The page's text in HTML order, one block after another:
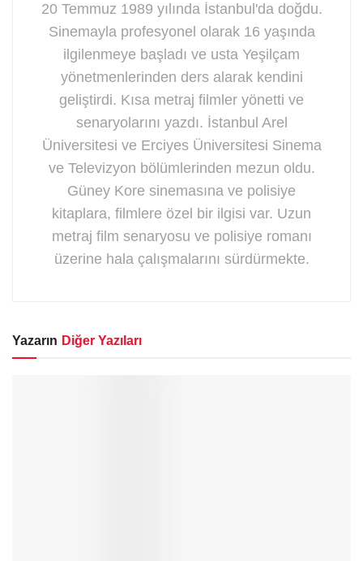
20 Temmuz 1989 yılında İstanbul'da doğdu.
Sinemayla profesyonel olarak 16 yaşında
ilgilenmeye başladı ve usta Yeşilçam
yönetmenlerinden ders alarak kendini
geliştirdi. Kısa metraj filmler yönetti ve
senaryolarını yazdı. İstanbul Arel
Üniversitesi ve Erciyes Üniversitesi Sinema
ve Televizyon bölümlerinden mezun oldu.
Güney Kore sinemasına ve polisiye
kitaplara, filmlere özel bir ilgisi var. Uzun
metraj film senaryosu ve polisiye romanı
üzerine hala çalışmalarını sürdürmekte.
Yazarın Diğer Yazıları